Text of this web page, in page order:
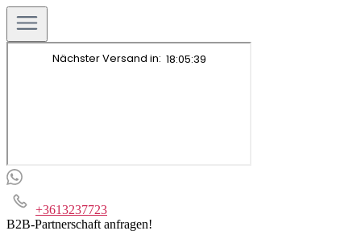
+3613237723
B2B-Partnerschaft anfragen!